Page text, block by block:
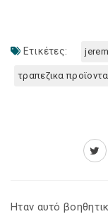
Ετικέτες:
τραπεζικα
Ηταν αυτό